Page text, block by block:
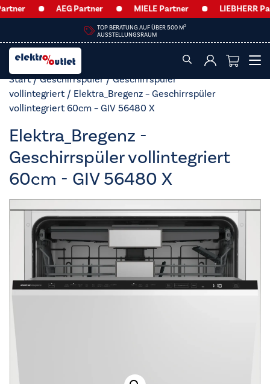
AEG Partner MIELE Partner LIEBHERR
TOP BERATUNG AUF ÜBER 500 M2
AUSSTELLUNGSRAUM
Start/Geschirrspüler/Geschirrspüler
vollintegriert/ Elektra_Bregenz – Geschirrspüler
vollintegriert 60cm – GIV 56480 X
Elektra_Bregenz -
Geschirrspüler vollintegriert
60cm - GIV 56480 X